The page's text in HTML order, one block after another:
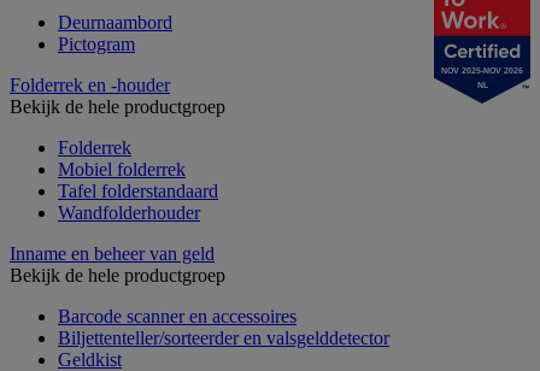
Deurnaambord
Pictogram
Folderrek en -houder
Bekijk de hele productgroep
Folderrek
Mobiel folderrek
Tafel folderstandaard
Wandfolderhouder
Inname en beheer van geld
Bekijk de hele productgroep
Barcode scanner en accessoires
Biljettenteller/sorteerder en valsgelddetector
Geldkist
NOV 2025-NOV 2026
NL